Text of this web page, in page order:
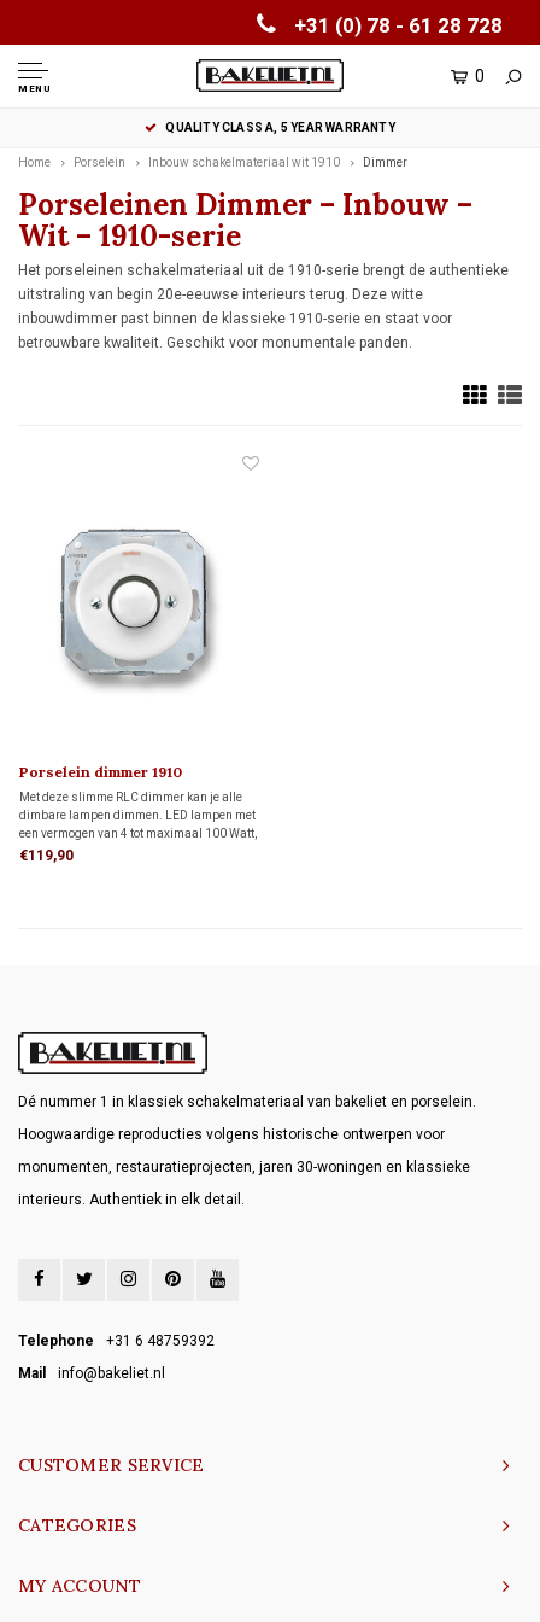
+31 (0) 78 - 61 28 728
MENU
0
QUALITY CLASS A, 5 YEAR WARRANTY
Home Porselein Inbouw schakelmateriaal wit 1910 Dimmer
Porseleinen Dimmer – Inbouw –
Wit – 1910-serie
Het porseleinen schakelmateriaal uit de 1910-serie brengt de authentieke
uitstraling van begin 20e-eeuwse interieurs terug. Deze witte
inbouwdimmer past binnen de klassieke 1910-serie en staat voor
betrouwbare kwaliteit. Geschikt voor monumentale panden.
Porselein dimmer 1910
Met deze slimme RLC dimmer kan je alle
dimbare lampen dimmen. LED lampen met
een vermogen van 4 tot maximaal 100 Watt,
overige lampen 24-400 Watt.
€119,90
Dé nummer 1 in klassiek schakelmateriaal van bakeliet en porselein.
Hoogwaardige reproducties volgens historische ontwerpen voor
monumenten, restauratieprojecten, jaren 30-woningen en klassieke
interieurs. Authentiek in elk detail.
Telephone
+31 6 48759392
Mail
info@bakeliet.nl
CUSTOMER SERVICE
CATEGORIES
MY ACCOUNT